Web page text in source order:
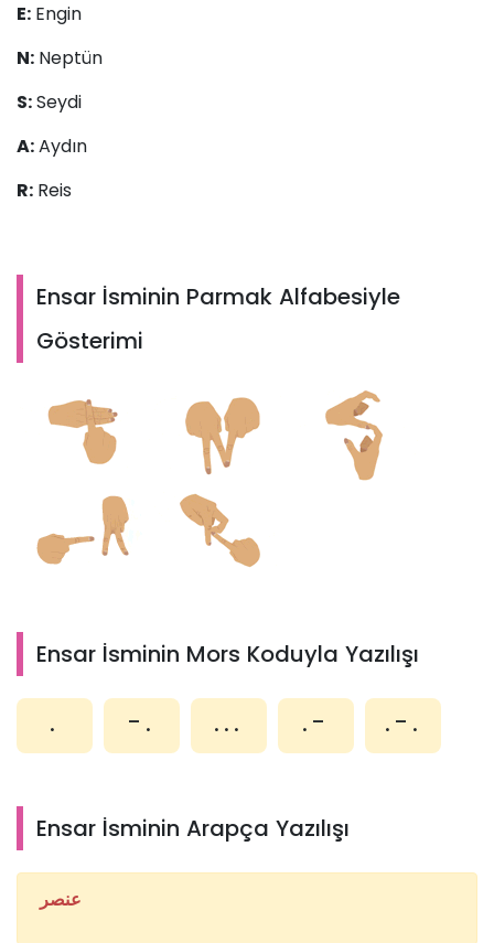
E: Engin
N: Neptün
S:Seydi
A:Aydın
R: Reis
Ensar İsminin Parmak Alfabesiyle
Gösterimi
Ensar İsminin Mors Koduyla Yazılışı
. -. ... .- .-.
Ensar İsminin Arapça Yazılışı
عنصر